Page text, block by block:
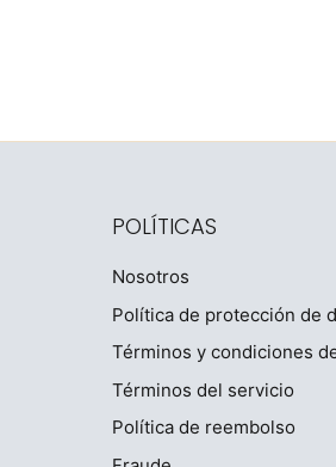
POLÍTICAS
Nosotros
Política de protección de
Términos y condiciones
Términos del servicio
Política de reembolso